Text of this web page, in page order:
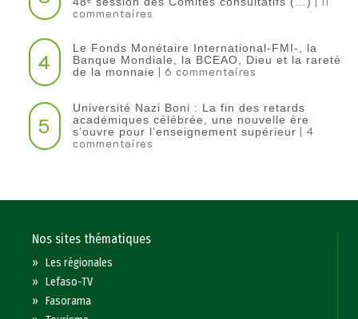
commentaires
4
Le Fonds Monétaire International-FMI-, la
Banque Mondiale, la BCEAO, Dieu et la rareté
de la monnaie | 6 commentaires
5
Université Nazi Boni : La fin des retards
académiques célébrée, une nouvelle ère
s’ouvre pour l’enseignement supérieur | 4
commentaires
Nos sites thématiques
»Les régionales
»Lefaso-TV
»Fasorama